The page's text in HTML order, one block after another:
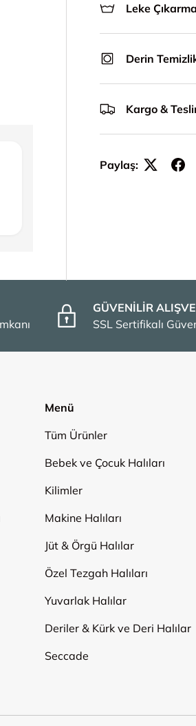
Leke Çıkarma
Derin
Kargo &
Paylaş:
GÜVENİLİR
SSL Sertifikalı
Menü
Tüm Ürünler
Bebek ve Çocuk Halıları
Kilimler
Makine Halıları
Jüt & Örgü Halılar
Özel Tezgah Halıları
Yuvarlak Halılar
Deriler & Kürk ve Deri Halılar
Seccade